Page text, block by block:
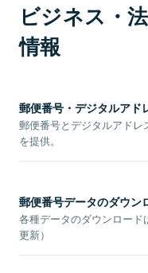
ビジネス・
情報
郵便番号・デジタルアド
郵便番号とデジタルアド
を提供。
郵便番号データのダウン
各種データのダウンロード
更新）